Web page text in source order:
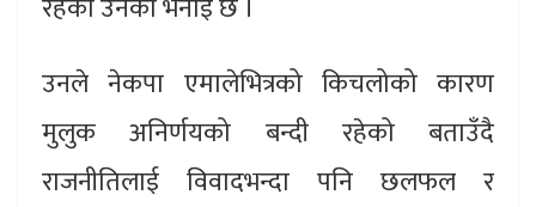
उनले नेकपा एमालेभित्रको किचलोको कारण
मुलुक अनिर्णयको बन्दी रहेको बताउँदै
राजनीतिलाई विवादभन्दा पनि छलफल र